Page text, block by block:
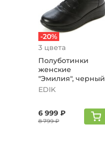
-20%
3 цвета
Полуботинки
женские
"Эмилия", черный
EDIK
6 999 ₽
8 799 ₽